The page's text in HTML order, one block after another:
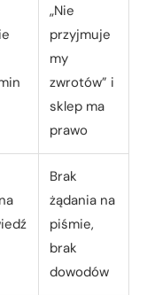
„Nie
przyjmuje
my
zwrotów” i
sklep ma
prawo
Brak
żądania na
piśmie,
brak
dowodów